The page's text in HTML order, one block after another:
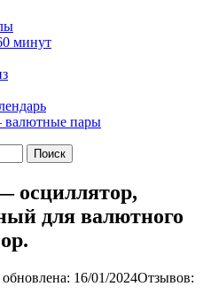
минут
пары
осциллятор,
для валютного
обновлена: 16/01/2024Отзывов: